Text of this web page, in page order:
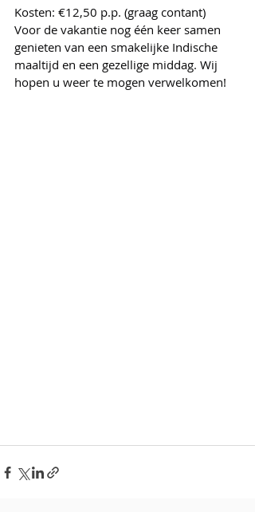
Kosten: €12,50 p.p. (graag contant)
Voor de vakantie nog één keer samen
genieten van een smakelijke Indische
maaltijd en een gezellige middag. Wij
hopen u weer te mogen verwelkomen!